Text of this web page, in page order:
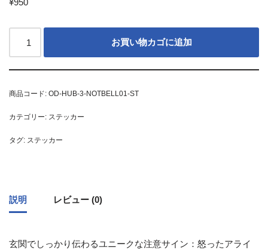
¥950
お買い物カゴに追加
商品コード: OD-HUB-3-NOTBELL01-ST
カテゴリー: ステッカー
タグ: ステッカー
説明 レビュー (0)
玄関でしっかり伝わるユニークな注意サイン：怒ったアライ